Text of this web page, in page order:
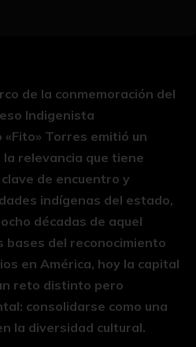
de la conmemoración del
Indigenista
Torres emitió un
relevancia que tiene
de encuentro y
indígenas del estado,
décadas de aquel
bases del reconocimiento
en América, hoy la capital
reto distinto pero
consolidarse como una
la diversidad cultural.